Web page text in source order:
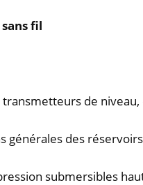
fil
de niveau,
générales des
submersibles